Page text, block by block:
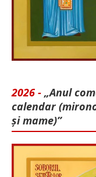
2026 - „Anul
calendar
și mame)”